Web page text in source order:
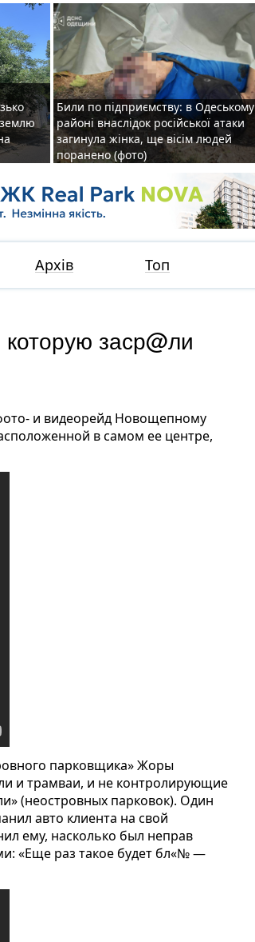
землю
Били по підприємству: в Одеському
районі внаслідок російської атаки
загинула жінка, ще вісім людей
поранено (фото)
Архів Топ
заср@ли
и видеорейд Новощепному
в самом ее центре,
парковщика» Жоры
и трамваи, и не контролирующие
(неостровных парковок). Один
авто клиента на свой
ему, насколько был неправ
«Еще раз такое будет бл«№ —